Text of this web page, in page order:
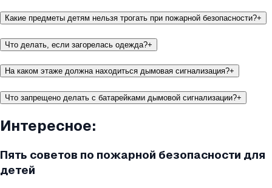
Какие предметы детям нельзя трогать при пожарной безопасности?+
Что делать, если загорелась одежда?+
На каком этаже должна находиться дымовая сигнализация?+
Что запрещено делать с батарейками дымовой сигнализации?+
Интересное:
Пять советов по пожарной безопасности для
детей